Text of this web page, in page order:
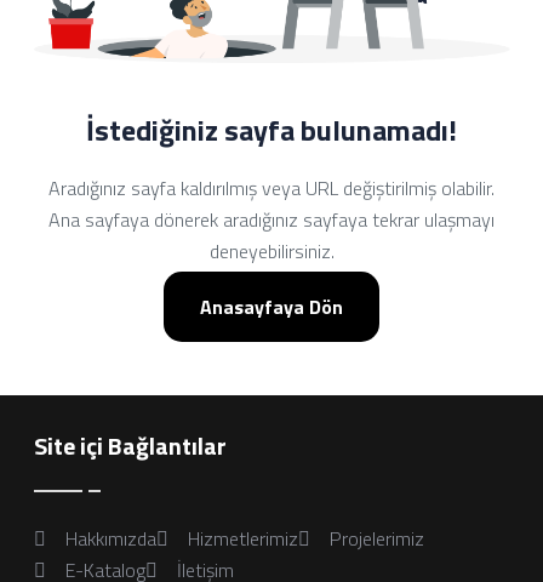
İstediğiniz sayfa bulunamadı!
Aradığınız sayfa kaldırılmış veya URL değiştirilmiş olabilir.
Ana sayfaya dönerek aradığınız sayfaya tekrar ulaşmayı
deneyebilirsiniz.
Anasayfaya Dön
Site içi Bağlantılar
Hakkımızda Hizmetlerimiz
Projelerimiz
E-Katalog
İletişim